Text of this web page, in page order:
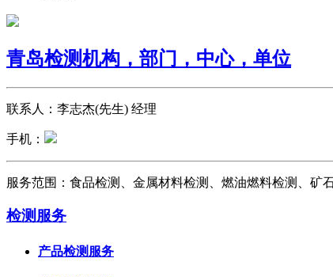
青岛检测机构，部门，中心，单位
联系人：李志杰(先生) 经理
手机：
服务范围：食品检测、金属材料检测、燃油燃料检测、矿
检测服务
产品检测服务